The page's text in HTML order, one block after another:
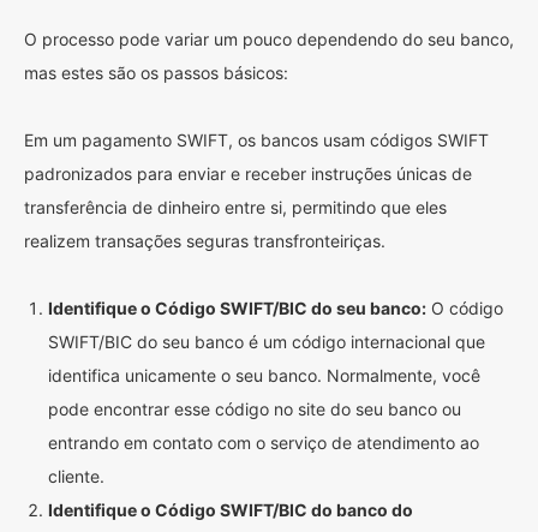
O processo pode variar um pouco dependendo do seu banco,
mas estes são os passos básicos:
Em um pagamento SWIFT, os bancos usam códigos SWIFT
padronizados para enviar e receber instruções únicas de
transferência de dinheiro entre si, permitindo que eles
realizem transações seguras transfronteiriças.
Identifique o Código SWIFT/BIC do seu banco: O código
SWIFT/BIC do seu banco é um código internacional que
identifica unicamente o seu banco. Normalmente, você
pode encontrar esse código no site do seu banco ou
entrando em contato com o serviço de atendimento ao
cliente.
Identifique o Código SWIFT/BIC do banco do